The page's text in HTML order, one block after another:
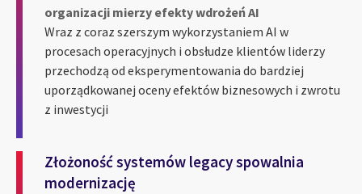
organizacji mierzy efekty wdrożeń AI
Wraz z coraz szerszym wykorzystaniem AI w
procesach operacyjnych i obsłudze klientów liderzy
przechodzą od eksperymentowania do bardziej
uporządkowanej oceny efektów biznesowych i zwrotu
z inwestycji
Złożoność systemów legacy spowalnia
modernizację